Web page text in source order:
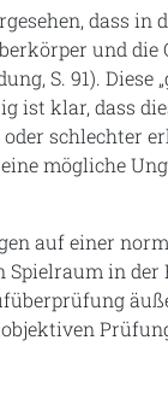
dass in
und die
S. 91).
ist klar, dass
schlechter
mögliche
auf einer
in